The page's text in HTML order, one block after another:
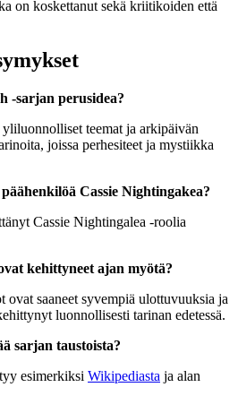
on koskettanut sekä kriitikoiden että
-sarjan perusidea?
teemat ja arkipäivän
joissa perhesiteet ja mystiikka
Cassie Nightingakea?
Cassie Nightingalea -roolia
kehittyneet ajan myötä?
ovat saaneet syvempiä ulottuvuuksia ja
luonnollisesti tarinan edetessä.
sarjan taustoista?
esimerkiksi Wikipediasta ja alan